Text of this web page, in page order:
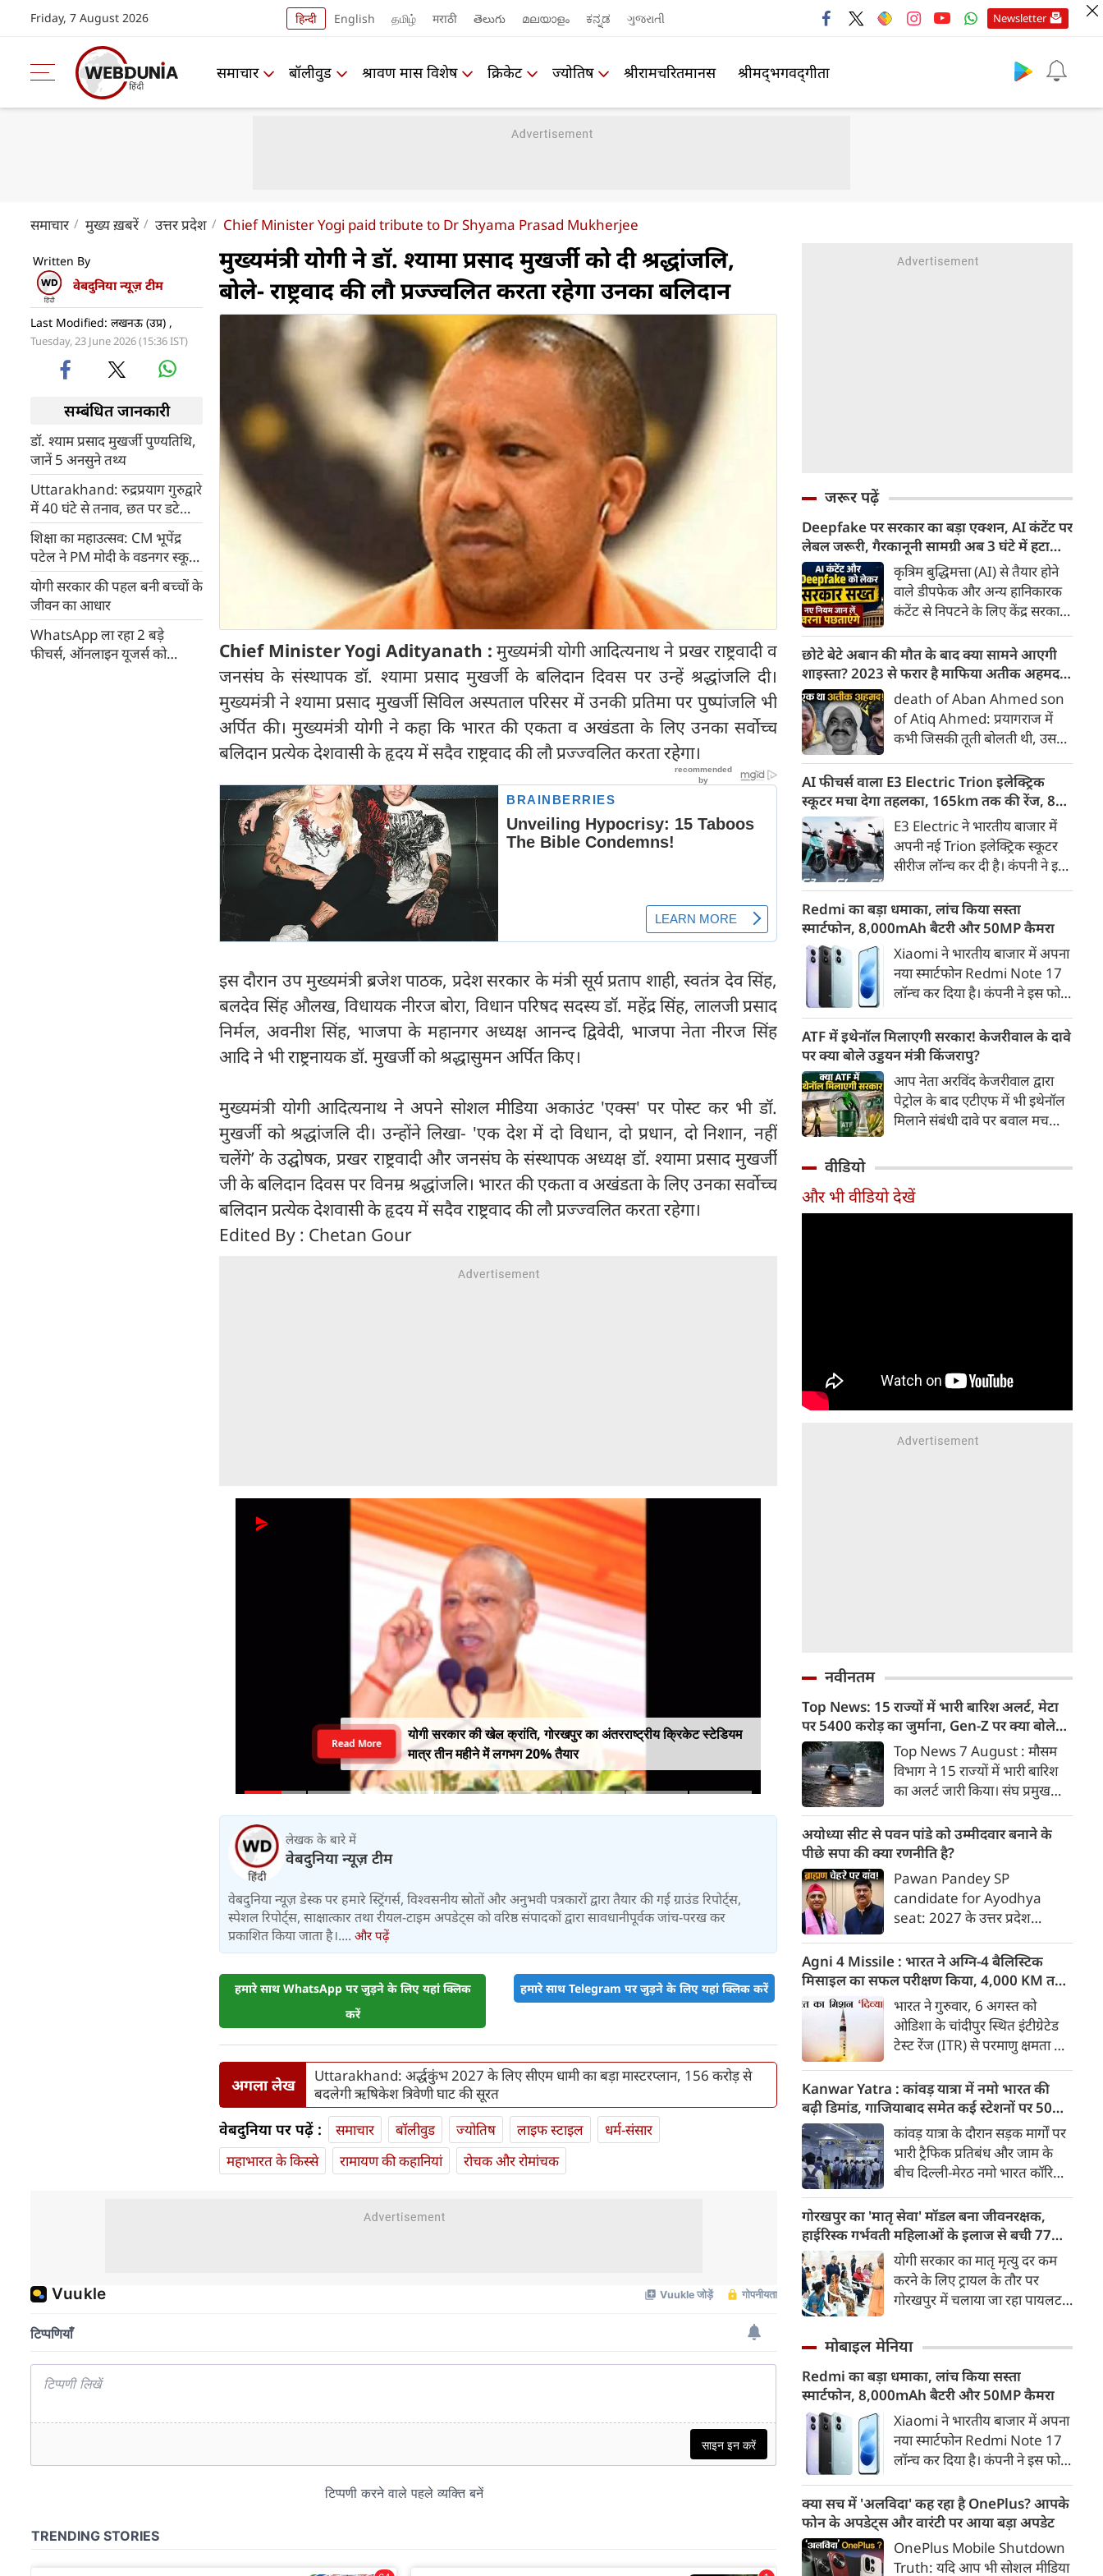
Friday, 7 August 2026 हिन्दी English தமிழ் मराठी తెలుగు മലയാളം ಕನ್ನಡ ગુજરાતી Newsletter
समाचार बॉलीवुड श्रावण मास विशेष क्रिकेट ज्योतिष श्रीरामचरितमानस श्रीमद्‍भगवद्‍गीता
समाचार मुख्य ख़बरें उत्तर प्रदेश Chief Minister Yogi paid tribute to Dr Shyama Prasad Mukherjee
Written By
वेबदुनिया न्यूज़ टीम
Last Modified: लखनऊ (उप्र) ,
Tuesday, 23 June 2026 (15:36 IST)
सम्बंधित जानकारी
डॉ. श्याम प्रसाद मुखर्जी पुण्यतिथि,
जानें 5 अनसुने तथ्य
Uttarakhand: रुद्रप्रयाग गुरुद्वारे
में 40 घंटे से तनाव, छत पर डटे
निहंग, सेना तैनात, जानिए क्या है
पूरा विवाद?
शिक्षा का महाउत्सव: CM भूपेंद्र
पटेल ने PM मोदी के वडनगर स्कूल
से किया शाला प्रवेशोत्सव का
शुभारंभ
योगी सरकार की पहल बनी बच्चों के
जीवन का आधार
WhatsApp ला रहा 2 बड़े
फीचर्स, ऑनलाइन यूजर्स को
मुख्यमंत्री योगी ने डॉ. श्यामा प्रसाद मुखर्जी को दी श्रद्धांजलि,
बोले- राष्ट्रवाद की लौ प्रज्ज्वलित करता रहेगा उनका बलिदान
Chief Minister Yogi Adityanath : मुख्यमंत्री योगी आदित्यनाथ ने प्रखर राष्ट्रवादी व
जनसंघ के संस्थापक डॉ. श्यामा प्रसाद मुखर्जी के बलिदान दिवस पर उन्हें श्रद्धांजलि दी।
मुख्यमंत्री ने श्यामा प्रसाद मुखर्जी सिविल अस्पताल परिसर में उनकी प्रतिमा पर पुष्पांजलि भी
अर्पित की। मुख्यमंत्री योगी ने कहा कि भारत की एकता व अखंडता के लिए उनका सर्वोच्च
बलिदान प्रत्येक देशवासी के हृदय में सदैव राष्ट्रवाद की लौ प्रज्ज्वलित करता रहेगा।
इस दौरान उप मुख्यमंत्री ब्रजेश पाठक, प्रदेश सरकार के मंत्री सूर्य प्रताप शाही, स्वतंत्र देव सिंह,
बलदेव सिंह औलख, विधायक नीरज बोरा, विधान परिषद सदस्य डॉ. महेंद्र सिंह, लालजी प्रसाद
निर्मल, अवनीश सिंह, भाजपा के महानगर अध्यक्ष आनन्द द्विवेदी, भाजपा नेता नीरज सिंह
आदि ने भी राष्ट्रनायक डॉ. मुखर्जी को श्रद्धासुमन अर्पित किए।
मुख्यमंत्री योगी आदित्यनाथ ने अपने सोशल मीडिया अकाउंट 'एक्स' पर पोस्ट कर भी डॉ.
मुखर्जी को श्रद्धांजलि दी। उन्होंने लिखा- 'एक देश में दो विधान, दो प्रधान, दो निशान, नहीं
चलेंगे’ के उद्घोषक, प्रखर राष्ट्रवादी और जनसंघ के संस्थापक अध्यक्ष डॉ. श्यामा प्रसाद मुखर्जी
जी के बलिदान दिवस पर विनम्र श्रद्धांजलि। भारत की एकता व अखंडता के लिए उनका सर्वोच्च
बलिदान प्रत्येक देशवासी के हृदय में सदैव राष्ट्रवाद की लौ प्रज्ज्वलित करता रहेगा।
Edited By : Chetan Gour
योगी सरकार की खेल क्रांति, गोरखपुर का अंतरराष्ट्रीय क्रिकेट स्टेडियम
मात्र तीन महीने में लगभग 20% तैयार
Read More
लेखक के बारे में
वेबदुनिया न्यूज़ टीम
वेबदुनिया न्यूज़ डेस्क पर हमारे स्ट्रिंगर्स, विश्वसनीय स्रोतों और अनुभवी पत्रकारों द्वारा तैयार की गई ग्राउंड रिपोर्ट्स,
स्पेशल रिपोर्ट्स, साक्षात्कार तथा रीयल-टाइम अपडेट्स को वरिष्ठ संपादकों द्वारा सावधानीपूर्वक जांच-परख कर
प्रकाशित किया जाता है।.... और पढ़ें
हमारे साथ WhatsApp पर जुड़ने के लिए यहां क्लिक
करें
हमारे साथ Telegram पर जुड़ने के लिए यहां क्लिक करें
अगला लेख
Uttarakhand: अर्द्धकुंभ 2027 के लिए सीएम धामी का बड़ा मास्टरप्लान, 156 करोड़ से
बदलेगी ऋषिकेश त्रिवेणी घाट की सूरत
वेबदुनिया पर पढ़ें : समाचार बॉलीवुड ज्योतिष लाइफ स्‍टाइल
धर्म-संसार
महाभारत के किस्से
रामायण की कहानियां रोचक और रोमांचक
जरूर पढ़ें
Deepfake पर सरकार का बड़ा एक्शन, AI कंटेंट पर
लेबल जरूरी, गैरकानूनी सामग्री अब 3 घंटे में हटानी
होगी, नए नियम जान लें वरना पछताएंगे
कृत्रिम बुद्धिमत्ता (AI) से तैयार होने
वाले डीपफेक और अन्य हानिकारक
कंटेंट से निपटने के लिए केंद्र सरकार
किया है। सरकार ने AI से तैयार कंटेंट
पर स्पष्ट लेबल और पहचान योग्य
मेटाडेटा उपलब्ध कराना अनिवार्य
किया है। साथ ही, सरकारी या
न्यायालय के आदेश के आधार पर
गैरकानूनी जानकारी हटाने की
समयसीमा 36 घंटे से घटाकर 3 घंटे
कर दी गई है।
छोटे बेटे अबान की मौत के बाद क्या सामने आएगी
शाइस्ता? 2023 से फरार है माफिया अतीक अहमद
की पत्नी
death of Aban Ahmed son
of Atiq Ahmed: प्रयागराज में
कभी जिसकी तूती बोलती थी, उस
अहमद के कुनबे पर कानून और
किस्मत की दोहरी मार पड़ रही है।
जिस झांसी जिले में अप्रैल 2023 में
अतीक के एनकाउंटर में मारे गए बेटे
असद की सांसें थमी थीं, उसी झांसी में
अब उसके छोटे बेटे अबान की भीषण
सड़क दुर्घटना में जान चली गई है।
AI फीचर्स वाला E3 Electric Trion इलेक्ट्रिक
स्कूटर मचा देगा तहलका, 165km तक की रेंज, 8
साल की बैटरी वारंटी, कीमत जानेंगे तो हो जाएंगे
हैरान
E3 Electric ने भारतीय बाजार में
अपनी नई Trion इलेक्ट्रिक स्कूटर
सीरीज लॉन्च कर दी है। कंपनी ने इसे
पेश किया है। Trion की शुरुआती
कीमत 99,999 रुपए (एक्स-शोरूम,
बेंगलुरु) रखी गई है। फिलहाल इसकी
बुकिंग बेंगलुरु के ग्राहकों के लिए
कंपनी की आधिकारिक वेबसाइट के
जरिए शुरू की गई है। आने वाले समय
में इसे दूसरे शहरों में भी उपलब्ध
कराया जाएगा।
Redmi का बड़ा धमाका, लांच किया सस्ता
स्मार्टफोन, 8,000mAh बैटरी और 50MP कैमरा
Xiaomi ने भारतीय बाजार में अपना
नया स्मार्टफोन Redmi Note 17
लॉन्च कर दिया है। कंपनी ने इस फोन
डिस्प्ले, 8,000mAh की बड़ी बैटरी
और Qualcomm Snapdragon
चिपसेट के साथ पेश किया है। फोन में
50MP का मेन कैमरा दिया गया है।
इसके अलावा Redmi Note 17 में
Corning Gorilla Glass 7i
चेसिस जैसे फीचर्स मिलते हैं।
ATF में इथेनॉल मिलाएगी सरकार! केजरीवाल के दावे
पर क्या बोले उड्डयन मंत्री किंजरापु?
आप नेता अरविंद केजरीवाल द्वारा
पेट्रोल के बाद एटीएफ में भी इथेनॉल
मिलाने संबंधी दावे पर बवाल मच
इथेनॉल मिलाने की कोई योजना नहीं
है।
वीडियो
और भी वीडियो देखें
नवीनतम
Top News: 15 राज्यों में भारी बारिश अलर्ट, मेटा
पर 5400 करोड़ का जुर्माना, Gen-Z पर क्या बोले
मोहन भागवत
Top News 7 August : मौसम
विभाग ने 15 राज्यों में भारी बारिश
का अलर्ट जारी किया। संघ प्रमुख
ईमानदार और देशभक्त बताया।
अग्नि4 मिसाइल का सफल परीक्षण।
दिल्ली-मेरठ एक्सप्रेसवे पर आज से
सिर्फ डाक कांवड़ को एंट्री मिलेगी।
अमेरिकी अदालत ने मेटा पर 5400
करोड़ का जुर्माना लगाया। 7 अगस्त
की बड़ी खबरें :
अयोध्या सीट से पवन पांडे को उम्मीदवार बनाने के
पीछे सपा की क्या रणनीति है?
Pawan Pandey SP
candidate for Ayodhya
seat: 2027 के उत्तर प्रदेश
पार्टी (सपा) के राष्ट्रीय अध्यक्ष
अखिलेश यादव द्वारा अयोध्या
विधानसभा सीट से पूर्व मंत्री तेज
नारायण उर्फ पवन पांडे को उम्मीदवार
बनाने के पीछे बहुआयामी रणनीतिक
और मनोवैज्ञानिक सोच काम कर रही
है।
Agni 4 Missile : भारत ने अग्नि-4 बैलिस्टिक
मिसाइल का सफल परीक्षण किया, 4,000 KM तक
मारक क्षमता
भारत ने गुरुवार, 6 अगस्त को
ओडिशा के चांदीपुर स्थित इंटीग्रेटेड
टेस्ट रेंज (ITR) से परमाणु क्षमता से
मिसाइल अग्नि-4 का सफल परीक्षण
किया। रक्षा मंत्रालय के मुताबिक, यह
परीक्षण स्ट्रैटेजिक फोर्सेज कमांड
(SFC) और रक्षा अनुसंधान एवं
विकास संगठन (DRDO) की ओर से
किया गया।
Kanwar Yatra : कांवड़ यात्रा में नमो भारत की
बढ़ी डिमांड, गाजियाबाद समेत कई स्टेशनों पर 50%
तक बढ़ी यात्रियों की संख्याकांवड़ यात्रा के दौरान सड़क मार्गों पर
भारी ट्रैफिक प्रतिबंध और जाम के
बीच दिल्ली-मेरठ नमो भारत कॉरिडोर
परिवहन विकल्प बनकर उभरा है।
तेज़, समयबद्ध और आरामदायक
सफर के चलते कॉरिडोर के कई
स्टेशनों पर यात्रियों की संख्या में 40
से 50 प्रतिशत तक बढ़ गई है।
गोरखपुर का 'मातृ सेवा' मॉडल बना जीवनरक्षक,
हाईरिस्क गर्भवती महिलाओं के इलाज से बची 77
जिंदगियां
योगी सरकार का मातृ मृत्यु दर कम
करने के लिए ट्रायल के तौर पर
गोरखपुर में चलाया जा रहा पायलट
बनकर उभरा है। मुख्यमंत्री योगी
प्रोजेक्ट ‘मातृ सेवा’ का लक्ष्य हाई
रिस्क गर्भवती केसों को तुरंत बड़े
अस्पतालों में रेफर कर बचाना है।
मोबाइल मेनिया
Redmi का बड़ा धमाका, लांच किया सस्ता
स्मार्टफोन, 8,000mAh बैटरी और 50MP कैमरा
Xiaomi ने भारतीय बाजार में अपना
नया स्मार्टफोन Redmi Note 17
लॉन्च कर दिया है। कंपनी ने इस फोन
डिस्प्ले, 8,000mAh की बड़ी बैटरी
और Qualcomm Snapdragon
चिपसेट के साथ पेश किया है। फोन में
50MP का मेन कैमरा दिया गया है।
क्या सच में 'अलविदा' कह रहा है OnePlus? आपके
फोन के अपडेट्स और वारंटी पर आया बड़ा अपडेट
OnePlus Mobile Shutdown
Truth: यदि आप भी सोशल मीडिया